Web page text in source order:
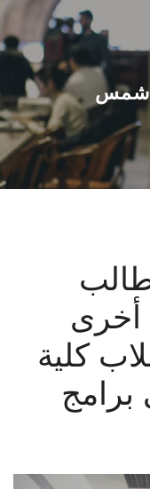
عن الجامعة
القطاعـات
الشئون الأكاديمية
البحث العلمي
المراكز والوحدات
الأنظمة الذكية
الطلاب
شمس
كلية
برامج